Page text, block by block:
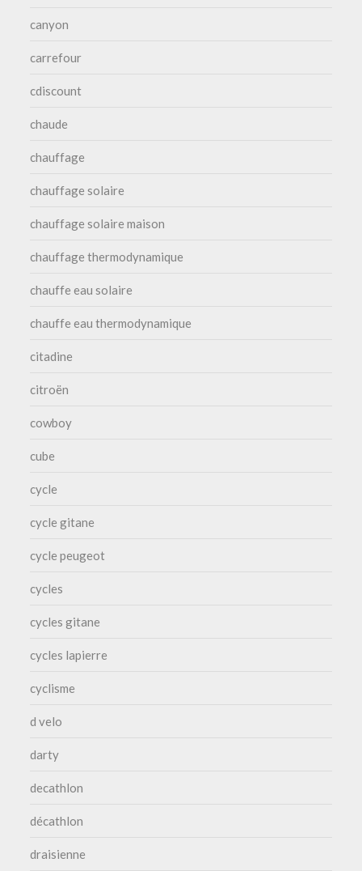
canyon
carrefour
cdiscount
chaude
chauffage
chauffage solaire
chauffage solaire maison
chauffage thermodynamique
chauffe eau solaire
chauffe eau thermodynamique
citadine
citroën
cowboy
cube
cycle
cycle gitane
cycle peugeot
cycles
cycles gitane
cycles lapierre
cyclisme
d velo
darty
decathlon
décathlon
draisienne